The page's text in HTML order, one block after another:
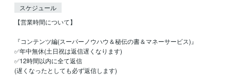
スケジュール
【営業時間について】
『コンテンツ編(スーパーノウハウ＆秘伝の書＆マネーサービス)』
✅年中無休(土日祝は返信遅くなります)
✅12時間以内に全て返信
(遅くなったとしても必ず返信します)